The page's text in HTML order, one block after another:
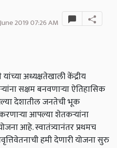
2019 07:26 AM
यांच्या अध्यक्षतेखाली केंद्रीय
सक्षम बनवणाऱ्या ऐतिहासिक
देशातील जनतेची भूक
आपल्या शेतकऱ्यांना
आहे. स्वातंत्र्यानंतर प्रथमच
हमी देणारी योजना सुरु